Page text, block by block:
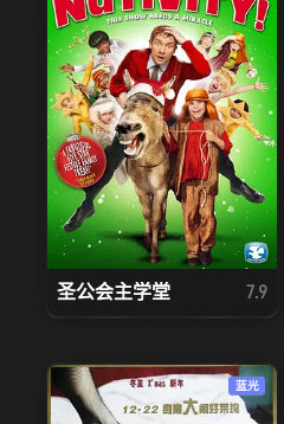
圣公会主学堂 7.9
蓝光